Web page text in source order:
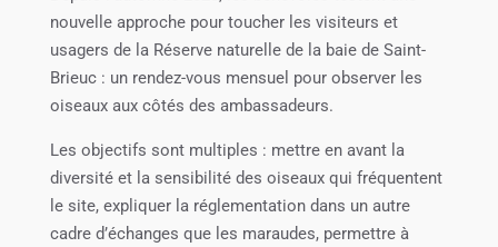
nouvelle approche pour toucher les visiteurs et
usagers de la Réserve naturelle de la baie de Saint-
Brieuc : un rendez-vous mensuel pour observer les
oiseaux aux côtés des ambassadeurs.
Les objectifs sont multiples : mettre en avant la
diversité et la sensibilité des oiseaux qui fréquentent
le site, expliquer la réglementation dans un autre
cadre d’échanges que les maraudes, permettre à